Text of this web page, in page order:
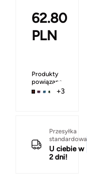
62.80
PLN
Produkty
powiązane
+3
Przesyłka
standardowa
U ciebie w
2 dni!